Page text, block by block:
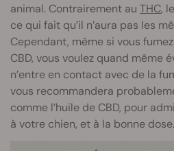
animal. Contrairement au THC, le
ce qui fait qu’il n’aura pas les
Cependant, même si vous
CBD, vous voulez quand même
n’entre en contact avec de la
vous recommandera
comme l’huile de CBD, pour
à votre chien, et à la bonne dose.